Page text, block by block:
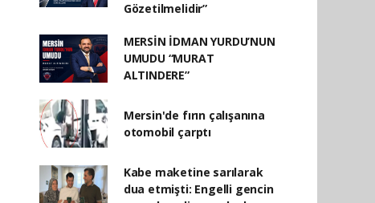
Gözetilmelidir”
MERSİN İDMAN YURDU’NUN
UMUDU “MURAT
ALTINDERE”
Mersin'de fırın çalışanına
otomobil çarptı
Kabe maketine sarılarak
dua etmişti: Engelli gencin